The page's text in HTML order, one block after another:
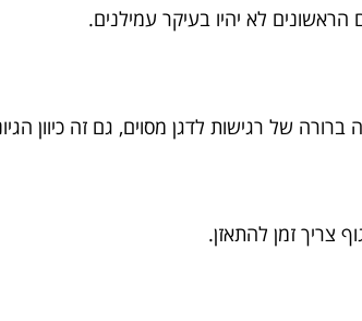
הראשונים לא יהיו בעיקר עמילנים.
של רגישות לדגן מסוים, גם זה כיוון
צריך זמן להתאזן.